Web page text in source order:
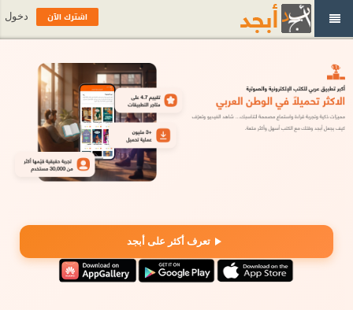
تعرف أكثر على أبجد
اشترك الآن دخول